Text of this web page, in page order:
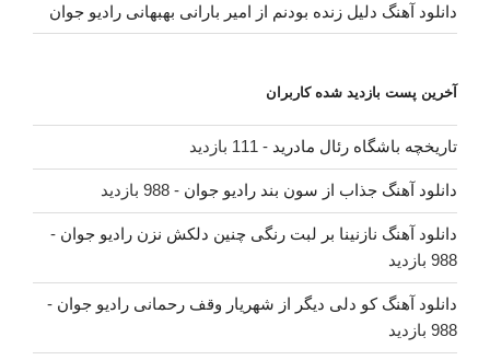
دانلود آهنگ دلیل زنده بودنم از امیر بارانی بهبهانی رادیو جوان
آخرین پست بازدید شده کاربران
تاریخچه باشگاه رئال مادرید - 111 بازدید
دانلود آهنگ جذاب از سون بند رادیو جوان - 988 بازدید
دانلود آهنگ نازنینا بر لبت رنگی چنین دلکش نزن رادیو جوان -
988 بازدید
دانلود آهنگ کو دلی دیگر از شهریار وقف رحمانی رادیو جوان -
988 بازدید